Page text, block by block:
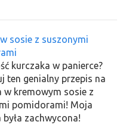
sosie z suszonymi
kurczaka w panierce?
ten genialny przepis na
w kremowym sosie z
pomidorami! Moja
zachwycona!